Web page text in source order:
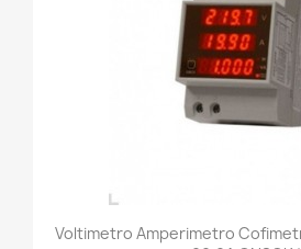
Voltimetro Amperimetro